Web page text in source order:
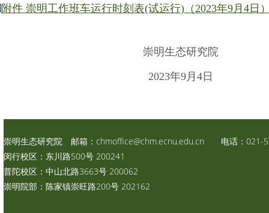
附件 崇明工作班车运行时刻表(试运行)（2023年9月4日
崇明生态研究院
2023年9月4日
崇明生态研究院 邮箱： chmoffice@chm.ecnu.edu.cn 电话：021-
闵行校区：东川路500号 200241
普陀校区：中山北路3663号 200062
崇明院部：陈家镇崇旺路200号 202162